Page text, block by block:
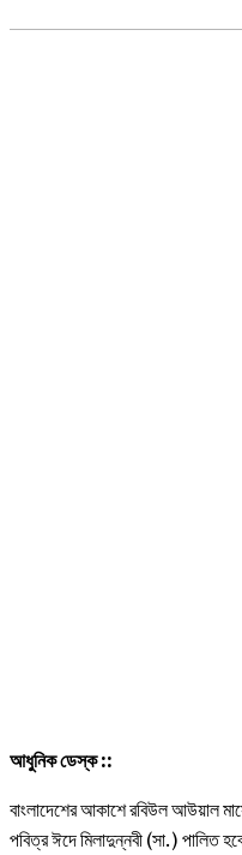
আধুনিক ডেস্ক ::
বাংলাদেশের আকাশে রবিউল আউয়াল
পবিত্র ঈদে মিলাদুন্নবী (সা.) পালিত